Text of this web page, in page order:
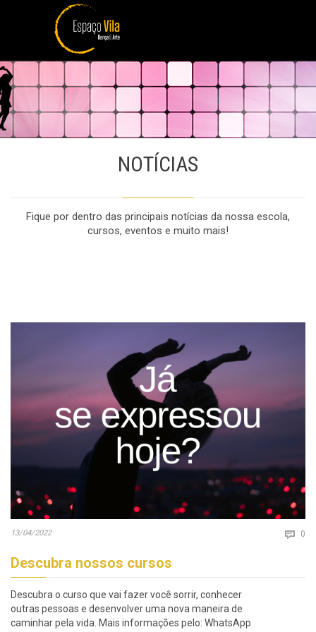
NOTÍCIAS
Fique por dentro das principais notícias da nossa escola,
cursos, eventos e muito mais!
13/04/2022  0
Descubra nossos cursos
Descubra o curso que vai fazer você sorrir, conhecer
outras pessoas e desenvolver uma nova maneira de
caminhar pela vida. Mais informações pelo: WhatsApp